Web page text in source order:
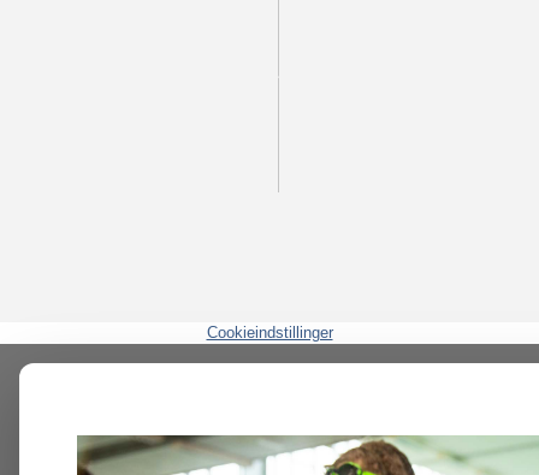
Cookieindstillinger